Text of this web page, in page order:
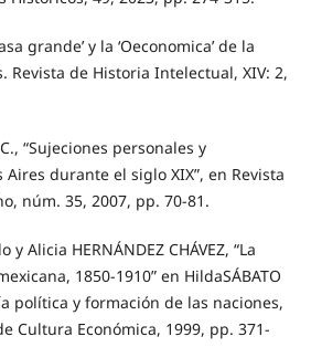
grande’ y la ‘Oeconomica’ de la
Revista de Historia Intelectual, XIV: 2,
“Sujeciones personales y
durante el siglo XIX”, en Revista
núm. 35, 2007, pp. 70-81.
y Alicia HERNÁNDEZ CHÁVEZ, “La
1850-1910” en HildaSÁBATO
política y formación de las naciones,
Cultura Económica, 1999, pp. 371-